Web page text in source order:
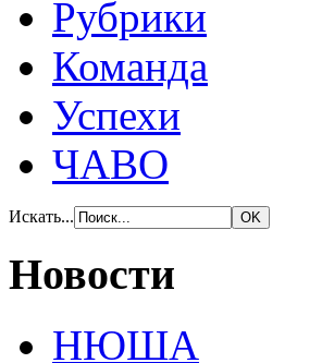
Рубрики
Команда
Успехи
ЧАВО
Искать...
Новости
НЮША